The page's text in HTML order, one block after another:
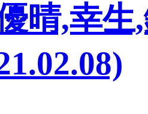
晴,幸